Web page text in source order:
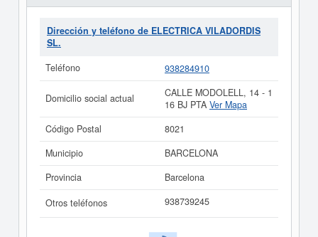
Dirección y teléfono de ELECTRICA VILADORDIS
SL.
Teléfono
938284910
Domicilio social actual
CALLE MODOLELL, 14 - 1
16 BJ PTA Ver Mapa
Código Postal
8021
Municipio
BARCELONA
Provincia
Barcelona
Otros teléfonos
938739245